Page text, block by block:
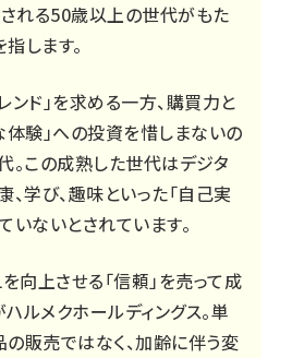
れる50歳以上の世代がもた
します。
ンド」を求める一方、購買力と
体験」への投資を惜しまないの
この成熟した世代はデジタ
、学び、趣味といった「自己実
いないとされています。
向上させる「信頼」を売って成
ルメクホールディングス。単
販売ではなく、加齢に伴う変